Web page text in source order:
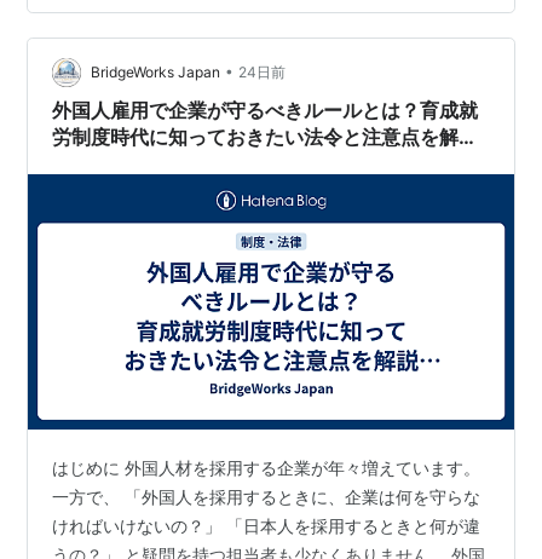
は、日本語能力試験（JLPT）のレベルごとの目安や、企
業が採用時に確認すべきポイント、育成就労制度で求め
られる日本語能力について、現…
BridgeWorks Japan • 24日前
外国人雇用で企業が守るべきルールとは？育成就
労制度時代に知っておきたい法令と注意点を解説
はじめに 外国人材を採用する企業が年々増えています。
一方で、 「外国人を採用するときに、企業は何を守らな
ければいけないの？」 「日本人を採用するときと何が違
うの？」 と疑問を持つ担当者も少なくありません。 外国